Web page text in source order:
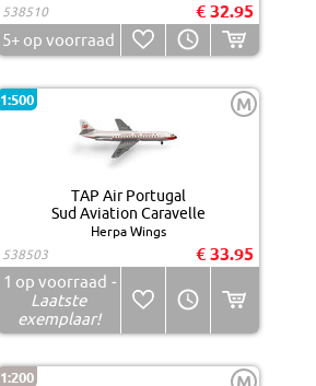
538510
€ 32.95
5+ op voorraad
1:500 M
TAP Air Portugal
Sud Aviation Caravelle
Herpa Wings
538503
€ 33.95
1 op voorraad -
Laatste
exemplaar!
1:200 M